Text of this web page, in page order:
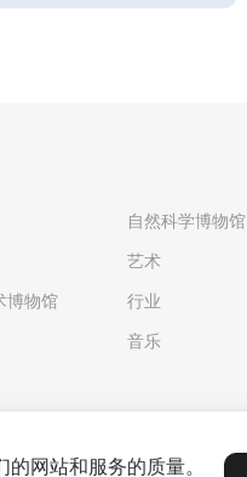
博物馆
自然科学博物馆
艺术
行业
音乐
网站和服务的质量。